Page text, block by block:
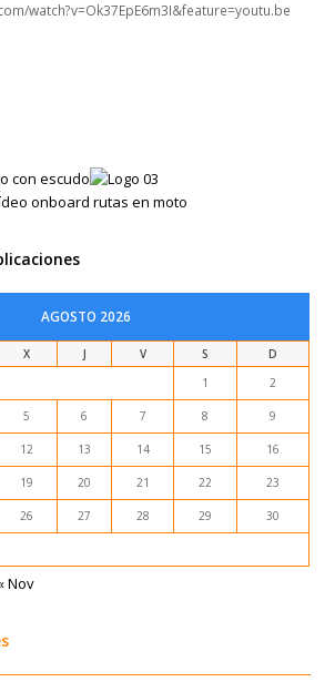
watch?v=Ok37EpE6m3I&feature=youtu.be
AGOSTO 2026
X J V S
D
1
2
5 6 7 8 9
12 13 14 15 16
19 20 21 22 23
26 27 28 29 30
Nov